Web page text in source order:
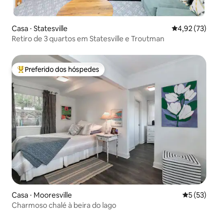
Casa ⋅ Statesville 4,92 de uma
4,92 (73)
Retiro de 3 quartos em Statesville e Troutman
Entre os melhores preferidos dos hóspedes
Preferido dos hóspedes
Casa ⋅ Mooresville 5 de uma
5 (53)
Charmoso chalé à beira do lago